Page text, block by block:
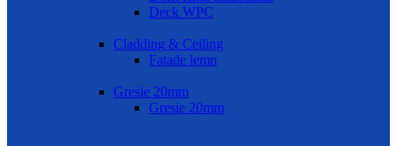
Deck WPC
Cladding & Ceiling
Fatade lemn
Gresie 20mm
Gresie 20mm